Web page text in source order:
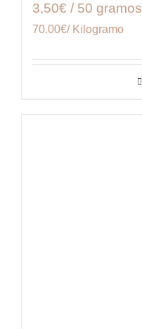
3,50€ / 50 gramos
70.00€/ Kilogramo